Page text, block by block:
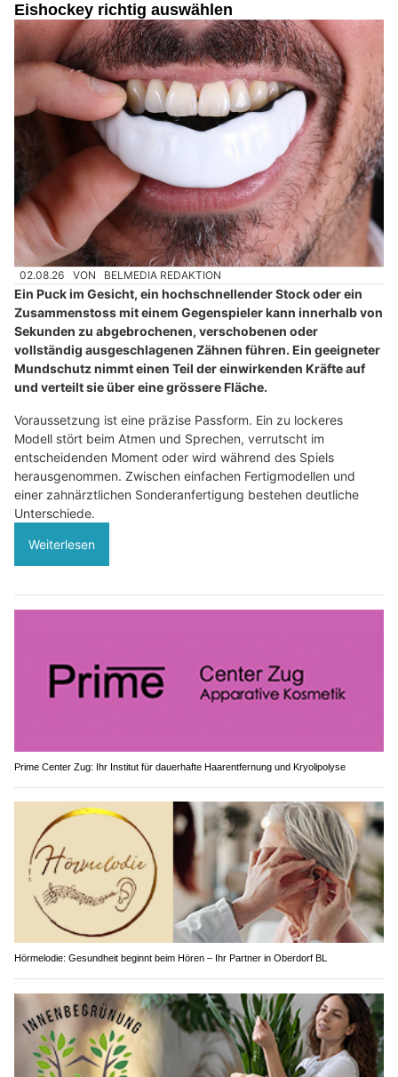
Eishockey richtig auswählen
02.08.26 VON BELMEDIA REDAKTION
Ein Puck im Gesicht, ein hochschnellender Stock oder ein
Zusammenstoss mit einem Gegenspieler kann innerhalb von
Sekunden zu abgebrochenen, verschobenen oder
vollständig ausgeschlagenen Zähnen führen. Ein geeigneter
Mundschutz nimmt einen Teil der einwirkenden Kräfte auf
und verteilt sie über eine grössere Fläche.
Voraussetzung ist eine präzise Passform. Ein zu lockeres
Modell stört beim Atmen und Sprechen, verrutscht im
entscheidenden Moment oder wird während des Spiels
herausgenommen. Zwischen einfachen Fertigmodellen und
einer zahnärztlichen Sonderanfertigung bestehen deutliche
Unterschiede.
Weiterlesen
Prime Center Zug: Ihr Institut für dauerhafte Haarentfernung und Kryolipolyse
Hörmelodie: Gesundheit beginnt beim Hören – Ihr Partner in Oberdorf BL